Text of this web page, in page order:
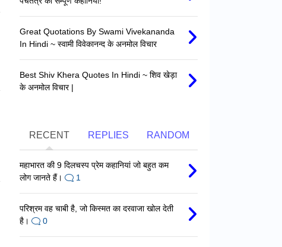
Great Quotations By Swami Vivekananda
In Hindi ~ स्वामी विवेकानन्द के अनमोल विचार
Best Shiv Khera Quotes In Hindi ~ शिव खेड़ा
के अनमोल विचार |
RECENT REPLIES RANDOM
महाभारत की 9 दिलचस्प प्रेम कहानियां जो बहुत कम
लोग जानते हैं।
1
परिश्रम वह चाबी है, जो किस्मत का दरवाजा खोल देती
है।
0